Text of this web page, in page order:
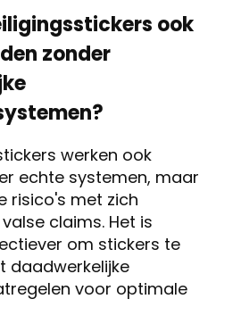
ook
zonder
werken ook
echte systemen, maar
risico's met zich
claims. Het is
om stickers te
daadwerkelijke
voor optimale